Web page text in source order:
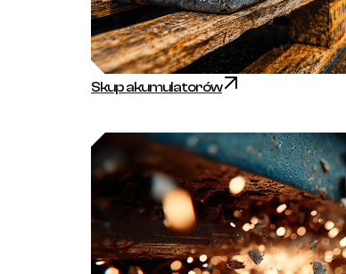
Skup akumulatorów